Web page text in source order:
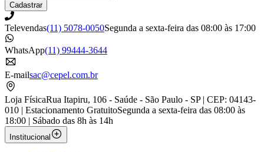
Cadastrar
Televendas(11) 5078-0050Segunda a sexta-feira das 08:00 às 17:00
WhatsApp(11) 99444-3644
E-mailsac@cepel.com.br
Loja FísicaRua Itapiru, 106 - Saúde - São Paulo - SP | CEP: 04143-
010 | Estacionamento GratuitoSegunda a sexta-feira das 08:00 às
18:00 | Sábado das 8h às 14h
Institucional